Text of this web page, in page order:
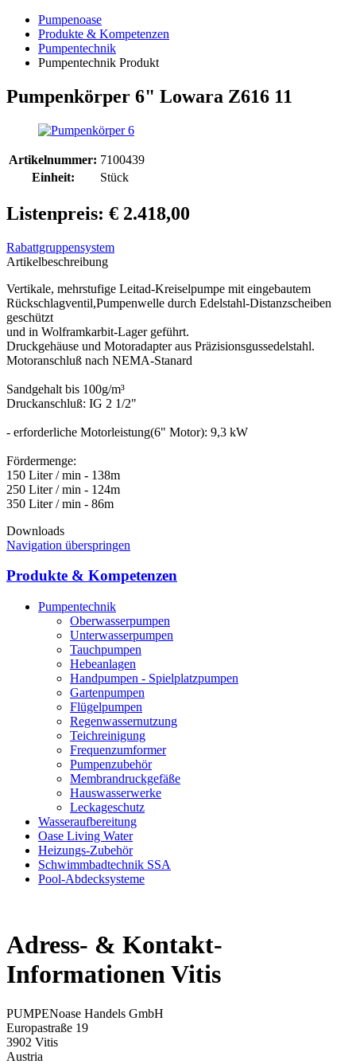
Pumpenoase
Produkte & Kompetenzen
Pumpentechnik
Pumpentechnik Produkt
Pumpenkörper 6" Lowara Z616 11
Artikelnummer: 7100439
Einheit:
Stück
Listenpreis: € 2.418,00
Rabattgruppensystem
Artikelbeschreibung
Vertikale, mehrstufige Leitad-Kreiselpumpe mit eingebautem
Rückschlagventil,Pumpenwelle durch Edelstahl-Distanzscheiben
geschützt
und in Wolframkarbit-Lager geführt.
Druckgehäuse und Motoradapter aus Präzisionsgussedelstahl.
Motoranschluß nach NEMA-Stanard
Sandgehalt bis 100g/m³
Druckanschluß: IG 2 1/2"
- erforderliche Motorleistung(6" Motor): 9,3 kW
Fördermenge:
150 Liter / min - 138m
250 Liter / min - 124m
Downloads
Navigation überspringen
Produkte & Kompetenzen
Pumpentechnik
Oberwasserpumpen
Unterwasserpumpen
Tauchpumpen
Hebeanlagen
Handpumpen - Spielplatzpumpen
Gartenpumpen
Flügelpumpen
Regenwassernutzung
Teichreinigung
Frequenzumformer
Pumpenzubehör
Membrandruckgefäße
Hauswasserwerke
Leckageschutz
Wasseraufbereitung
Oase Living Water
Heizungs-Zubehör
Schwimmbadtechnik SSA
Pool-Abdecksysteme
Adress- & Kontakt-
Informationen Vitis
PUMPENoase Handels GmbH
Europastraße 19
3902 Vitis
Austria